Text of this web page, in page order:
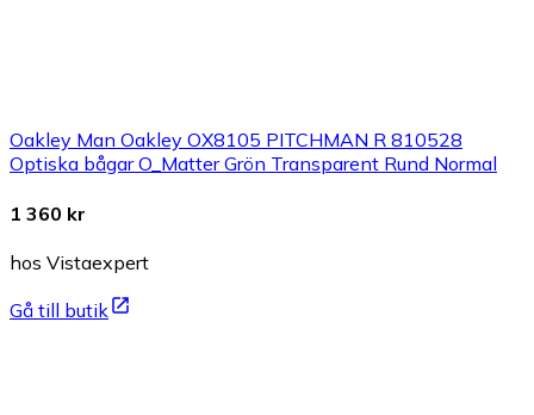
Oakley Man Oakley OX8105 PITCHMAN R 810528
Optiska bågar O_Matter Grön Transparent Rund Normal
1 360 kr
hos Vistaexpert
Gå till butik